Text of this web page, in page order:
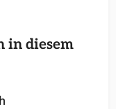
in diesem